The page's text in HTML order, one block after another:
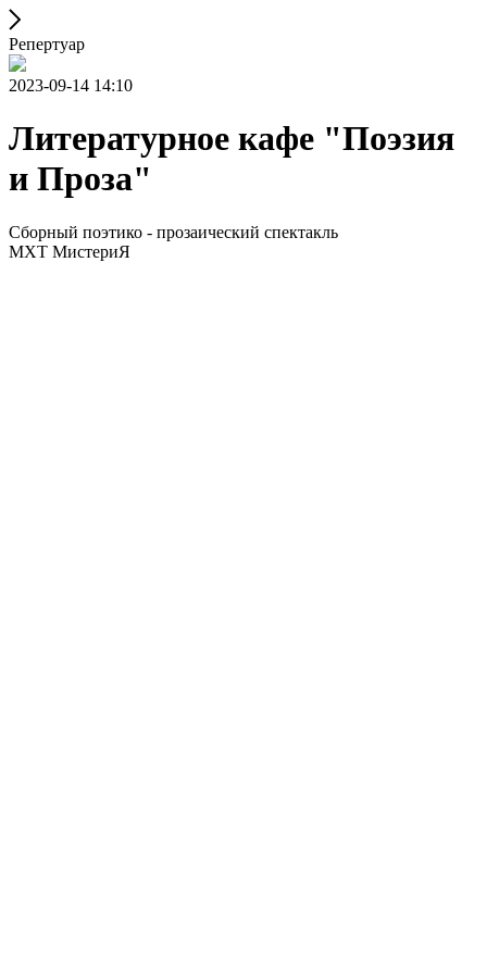
Репертуар
2023-09-14 14:10
Литературное кафе "Поэзия
и Проза"
Сборный поэтико - прозаический спектакль
МХТ МистериЯ